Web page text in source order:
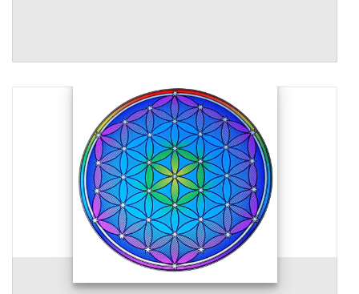
Adhesivo ventana sunlight Flor de la vida- 9641
7,00 €